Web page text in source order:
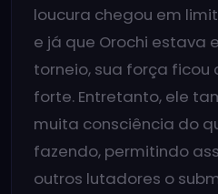
loucura chegou em
e já que Orochi estava
torneio, sua força ficou
forte. Entretanto, ele
muita consciência do
fazendo, permitindo
outros lutadores o